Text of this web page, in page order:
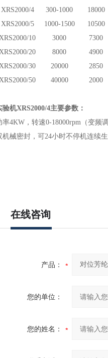
XRS2000/4 300-1000 18000
XRS2000/5 1000-1500 10500
2000/10 3000 7300
2000/20 8000 4900
2000/30 20000 2850
2000/50 40000 2000
验机XRS2000/4主要参数：
率4KW，转速0-18000rpm（变频调
机械密封，可24小时不停机连续
在线咨询
产品：
您的单位：
您的姓名：